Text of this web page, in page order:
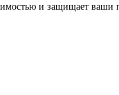
и защищает ваши